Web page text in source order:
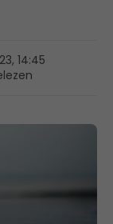
14:45